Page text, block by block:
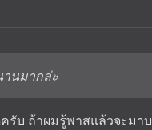
นมากล่ะ
รับ ถ้าผมรู้พาสแล้วจะมา